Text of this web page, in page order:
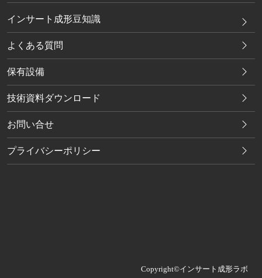
インサート成形豆知識
よくある質問
保有設備
技術資料ダウンロード
お問い合せ
プライバシーポリシー
Copyright©インサート成形ラボ